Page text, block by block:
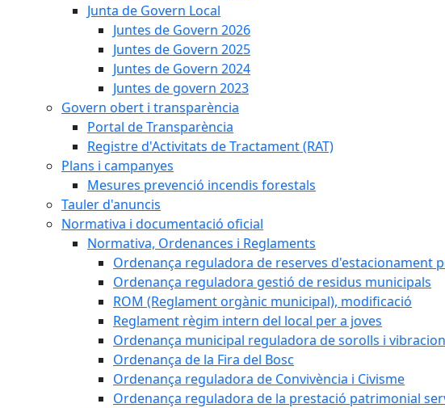
Junta de Govern Local
Juntes de Govern 2026
Juntes de Govern 2025
Juntes de Govern 2024
Juntes de govern 2023
Govern obert i transparència
Portal de Transparència
Registre d'Activitats de Tractament (RAT)
Plans i campanyes
Mesures prevenció incendis forestals
Tauler d'anuncis
Normativa i documentació oficial
Normativa, Ordenances i Reglaments
Ordenança reguladora de reserves d'estacionament
Ordenança reguladora gestió de residus municipals
ROM (Reglament orgànic municipal), modificació
Reglament règim intern del local per a joves
Ordenança municipal reguladora de sorolls i
Ordenança de la Fira del Bosc
Ordenança reguladora de Convivència i Civisme
Ordenança reguladora de la prestació patrimonial